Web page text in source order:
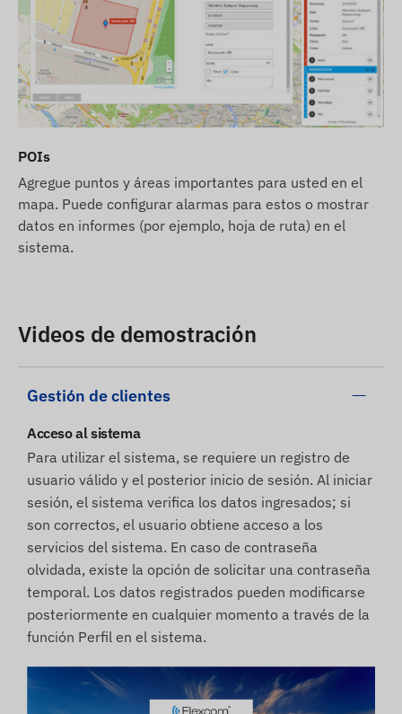
POIs
Agregue puntos y áreas importantes para usted en el
mapa. Puede configurar alarmas para estos o mostrar
datos en informes (por ejemplo, hoja de ruta) en el
sistema.
Videos de demostración
Gestión de clientes
Acceso al sistema
Para utilizar el sistema, se requiere un registro de
usuario válido y el posterior inicio de sesión. Al iniciar
sesión, el sistema verifica los datos ingresados; si
son correctos, el usuario obtiene acceso a los
servicios del sistema. En caso de contraseña
olvidada, existe la opción de solicitar una contraseña
temporal. Los datos registrados pueden modificarse
posteriormente en cualquier momento a través de la
función Perfil en el sistema.